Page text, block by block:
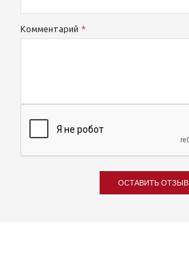
Комментарий
ОСТАВИТЬ ОТЗЫВ